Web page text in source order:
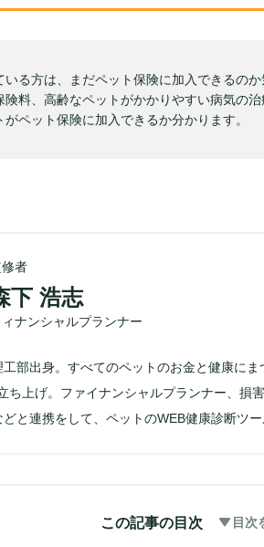
いる方は、まだペット保険に加入できるの
険料、高齢なペットがかかりやすい病気の
ペット保険に加入できるか分かります。
者
下 浩志
ナンシャルプランナー
部出身。すべてのペットのお金と健康に
ち上げ。ファイナンシャルプランナー、損
と連携をして、ペットのWEB健康診断ツー
この記事の目次 目次